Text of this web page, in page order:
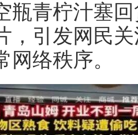
瓶青柠汁塞
，引发网民
网络秩序。